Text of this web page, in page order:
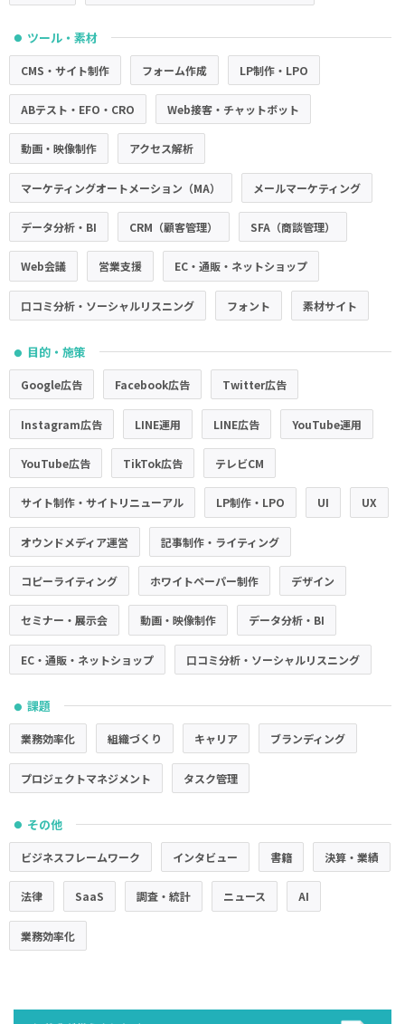
● ツール・素材
CMS・サイト制作 フォーム作成 LP制作・LPO
ABテスト・EFO・CRO Web接客・チャットボット
動画・映像制作 アクセス解析
マーケティングオートメーション（MA） メールマーケティング
データ分析・BI CRM（顧客管理） SFA（商談管理）
Web会議 営業支援 EC・通販・ネットショップ
口コミ分析・ソーシャルリスニング フォント 素材サイト
● 目的・施策
Google広告 Facebook広告 Twitter広告
Instagram広告 LINE運用 LINE広告 YouTube運用
YouTube広告 TikTok広告 テレビCM
サイト制作・サイトリニューアル LP制作・LPO UI UX
オウンドメディア運営 記事制作・ライティング
コピーライティング ホワイトペーパー制作 デザイン
セミナー・展示会 動画・映像制作 データ分析・BI
EC・通販・ネットショップ 口コミ分析・ソーシャルリスニング
● 課題
業務効率化 組織づくり キャリア ブランディング
プロジェクトマネジメント タスク管理
● その他
ビジネスフレームワーク インタビュー 書籍 決算・業績
法律 SaaS 調査・統計 ニュース AI
業務効率化